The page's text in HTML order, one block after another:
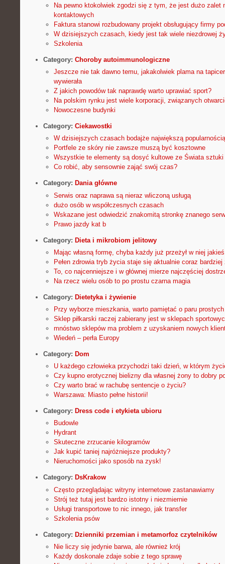
Na pewno ktokolwiek zgodzi się z tym, że jest dużo zalet
kontaktowych
Faktura stanowi rozbudowany projekt obsługujący firmy
W dzisiejszych czasach, kiedy jest tak wiele niezdrowej
Szkolenia
Category: Choroby autoimmunologiczne
Jeszcze nie tak dawno temu, jakakolwiek plama na
wywierała
Z jakich powodów tak naprawdę warto uprawiać sport?
Na polskim rynku jest wiele korporacji, związanych
Nowoczesne budynki
Category: Ciekawostki
W dzisiejszych czasach bodajże największą
Portfele ze skóry nie zawsze muszą być kosztowne
Wszystkie te elementy są dosyć kultowe ze Świata sztuki
Co robić, aby sensownie zająć swój czas?
Category: Dania główne
Serwis oraz naprawa są nieraz wliczoną usługą
dużo osób w współczesnych czasach
Wskazane jest odwiedzić znakomitą stronkę znanego
Prawo jazdy kat b
Category: Dieta i mikrobiom jelitowy
Mając własną formę, chyba każdy już przeżył w niej
Pełen zdrowia tryb życia staje się aktualnie coraz bardziej
To, co najcenniejsze i w głównej mierze najczęściej
Na rzecz wielu osób to po prostu czarna magia
Category: Dietetyka i żywienie
Przy wyborze mieszkania, warto pamiętać o paru
Sklep piłkarski raczej zabierany jest w sklepach
mnóstwo sklepów ma problem z uzyskaniem nowych
Wiedeń – perła Europy
Category: Dom
U każdego człowieka przychodzi taki dzień, w którym
Czy kupno erotycznej bielizny dla własnej żony to dobry
Czy warto brać w rachubę sentencje o życiu?
Warszawa: Miasto pełne historii!
Category: Dress code i etykieta ubioru
Budowle
Hydrant
Skuteczne zrzucanie kilogramów
Jak kupić taniej najróżniejsze produkty?
Nieruchomości jako sposób na zysk!
Category: DsKrakow
Często przeglądając witryny internetowe zastanawiamy
Strój też tutaj jest bardzo istotny i niezmiernie
Usługi transportowe to nic innego, jak transfer
Szkolenia psów
Category: Dzienniki przemian i metamorfoz czytelników
Nie liczy się jedynie barwa, ale również krój
Każdy doskonale zdaje sobie z tego sprawę